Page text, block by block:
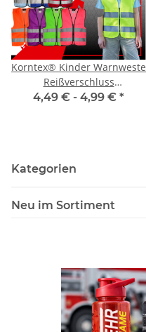
Korntex® Kinder Warnweste
Reißverschluss
Sicherheitsweste
4,49 € - 4,99 € *
Kategorien
Neu im Sortiment